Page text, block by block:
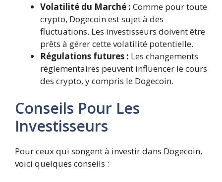
Volatilité du Marché : Comme pour toute
crypto, Dogecoin est sujet à des
fluctuations. Les investisseurs doivent être
prêts à gérer cette volatilité potentielle.
Régulations futures : Les changements
réglementaires peuvent influencer le cours
des crypto, y compris le Dogecoin.
Conseils Pour Les
Investisseurs
Pour ceux qui songent à investir dans Dogecoin,
voici quelques conseils :